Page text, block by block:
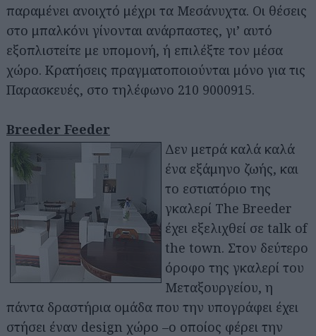
παραμένει ανοιχτό μέχρι τα Μεσάνυχτα. Οι θέσεις
στο μπαλκόνι γίνονται ανάρπαστες, γι’ αυτό
εξοπλιστείτε με υπομονή, ή επιλέξτε τον μέσα
χώρο. Κρατήσεις πραγματοποιούνται μόνο για τις
Παρασκευές, στο τηλέφωνο 210 9000915.
Breeder Feeder
Δεν μετρά καλά καλά
ένα εξάμηνο ζωής, και
το εστιατόριο της
γκαλερί The Breeder
έχει εξελιχθεί σε talk of
the town. Στον δεύτερο
όροφο της γκαλερί του
Μεταξουργείου, η
πάντα δραστήρια ομάδα που την υπογράφει έχει
στήσει έναν design χώρο –ο οποίος φέρει την